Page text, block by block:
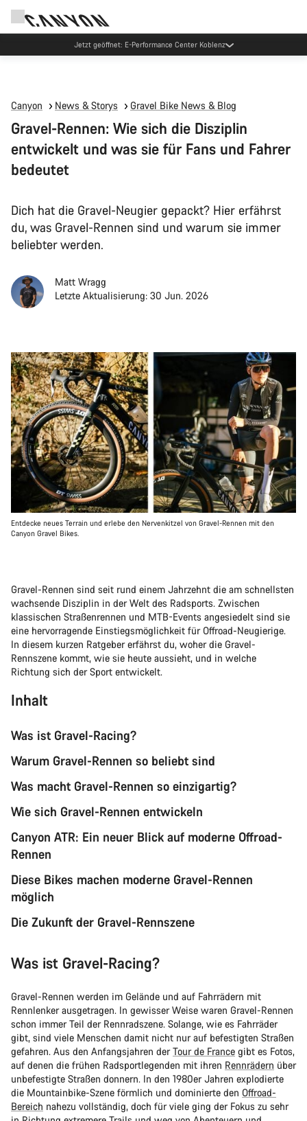
Jetzt geöffnet: E-Performance Center Koblenz
Canyon News & Storys Gravel Bike News & Blog
Gravel-Rennen: Wie sich die Disziplin
entwickelt und was sie für Fans und Fahrer
bedeutet
Dich hat die Gravel-Neugier gepackt? Hier erfährst
du, was Gravel-Rennen sind und warum sie immer
beliebter werden.
Matt Wragg
Letzte Aktualisierung: 30 Jun. 2026
Entdecke neues Terrain und erlebe den Nervenkitzel von Gravel-Rennen mit den
Canyon Gravel Bikes.
Gravel-Rennen sind seit rund einem Jahrzehnt die am schnellsten
wachsende Disziplin in der Welt des Radsports. Zwischen
klassischen Straßenrennen und MTB-Events angesiedelt sind sie
eine hervorragende Einstiegsmöglichkeit für Offroad-Neugierige.
In diesem kurzen Ratgeber erfährst du, woher die Gravel-
Rennszene kommt, wie sie heute aussieht, und in welche
Richtung sich der Sport entwickelt.
Inhalt
Was ist Gravel-Racing?
Warum Gravel-Rennen so beliebt sind
Was macht Gravel-Rennen so einzigartig?
Wie sich Gravel-Rennen entwickeln
Canyon ATR: Ein neuer Blick auf moderne Offroad-
Rennen
Diese Bikes machen moderne Gravel-Rennen
möglich
Die Zukunft der Gravel-Rennszene
Was ist Gravel-Racing?
Gravel-Rennen werden im Gelände und auf Fahrrädern mit
Rennlenker ausgetragen. In gewisser Weise waren Gravel-Rennen
schon immer Teil der Rennradszene. Solange, wie es Fahrräder
gibt, sind viele Menschen damit nicht nur auf befestigten Straßen
gefahren. Aus den Anfangsjahren derTour de France gibt es Fotos,
auf denen die frühen Radsportlegenden mit ihren Rennrädern über
unbefestigte Straßen donnern. In den 1980er Jahren explodierte
die Mountainbike-Szene förmlich und dominierte den Offroad-
Bereich nahezu vollständig, doch für viele ging der Fokus zu sehr